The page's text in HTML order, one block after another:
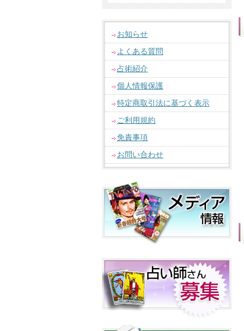
お知らせ
よくある質問
占術紹介
個人情報保護
特定商取引法に基づく表示
ご利用規約
免責事項
お問い合わせ